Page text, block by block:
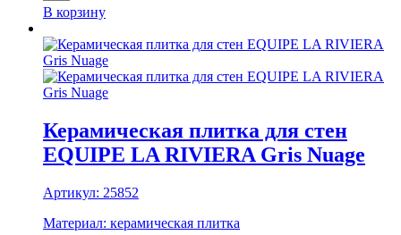
В корзину
Керамическая плитка для стен
EQUIPE LA RIVIERA Gris Nuage
Артикул: 25852
Материал: керамическая плитка